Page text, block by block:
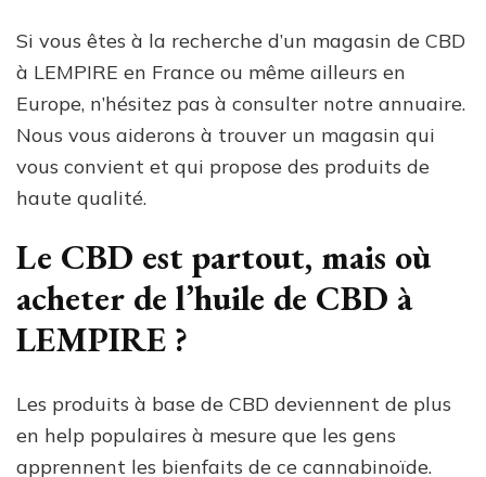
Si vous êtes à la recherche d’un magasin de CBD
à LEMPIRE en France ou même ailleurs en
Europe, n’hésitez pas à consulter notre annuaire.
Nous vous aiderons à trouver un magasin qui
vous convient et qui propose des produits de
haute qualité.
Le CBD est partout, mais où
acheter de l’huile de CBD à
LEMPIRE ?
Les produits à base de CBD deviennent de plus
en help populaires à mesure que les gens
apprennent les bienfaits de ce cannabinoïde.